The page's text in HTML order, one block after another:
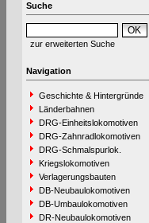
Suche
zur erweiterten Suche
Navigation
Geschichte & Hintergründe
Länderbahnen
DRG-Einheitslokomotiven
DRG-Zahnradlokomotiven
DRG-Schmalspurlok.
Kriegslokomotiven
Verlagerungsbauten
DB-Neubaulokomotiven
DB-Umbaulokomotiven
DR-Neubaulokomotiven